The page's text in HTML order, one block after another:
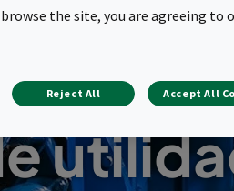
the site, you are agreeing to
Reject All Accept All